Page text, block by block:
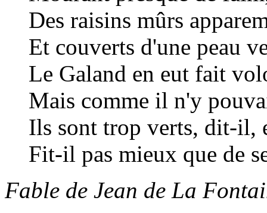
Des raisins mûrs
Et couverts d'une peau
Le Galand en eut fait
Mais comme il n'y
Ils sont trop verts, dit-il,
Fit-il pas mieux que de
Fable de Jean de La